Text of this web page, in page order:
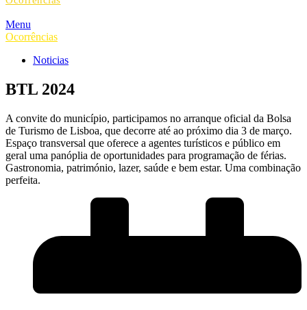
Menu
Ocorrências
Noticias
BTL 2024
A convite do município, participamos no arranque oficial da Bolsa
de Turismo de Lisboa, que decorre até ao próximo dia 3 de março.
Espaço transversal que oferece a agentes turísticos e público em
geral uma panóplia de oportunidades para programação de férias.
Gastronomia, património, lazer, saúde e bem estar. Uma combinação
perfeita.